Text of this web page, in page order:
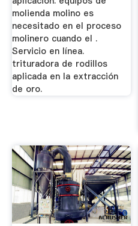
molienda molino es
necesitado en el proceso
molinero cuando el .
Servicio en línea.
trituradora de rodillos
aplicada en la extracción
de oro.